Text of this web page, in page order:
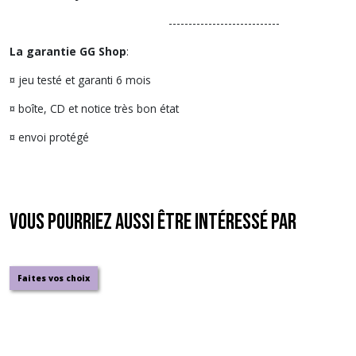
----------------------------
La garantie GG Shop:
¤ jeu testé et garanti 6 mois
¤ boîte, CD et notice très bon état
¤ envoi protégé
Vous pourriez aussi être intéressé par
Faites vos choix